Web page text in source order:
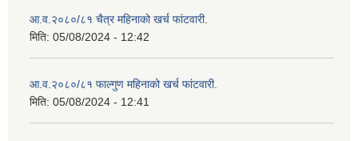
आ.व.२०८०/८१ चैत्र महिनाको खर्च फांटवारी.
मिति: 05/08/2024 - 12:42
आ.व.२०८०/८१ फाल्गुण महिनाको खर्च फांटवारी.
मिति: 05/08/2024 - 12:41